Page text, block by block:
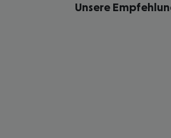
Unsere